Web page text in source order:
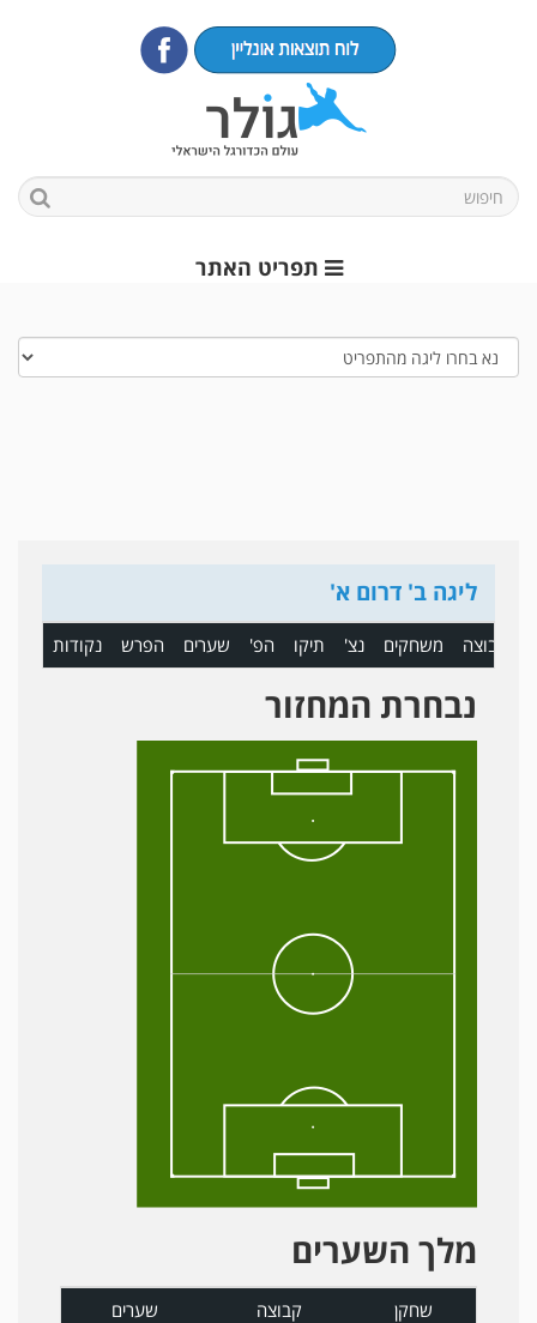
תפריט האתר
ליגה ב' דרום א'
קבוצה משחקים נצ' תיקו הפ' שערים הפרש נקודות
נבחרת המחזור
מלך השערים
שחקן קבוצה שערים